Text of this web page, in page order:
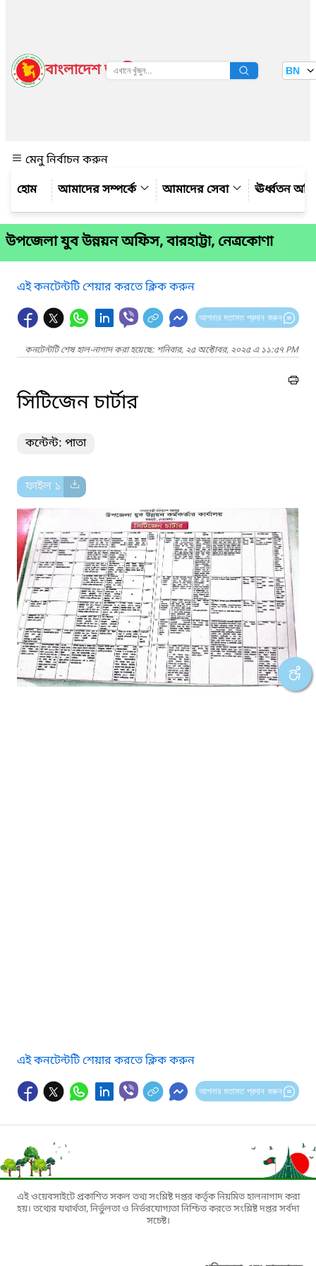
বাংলাদেশ জাতীয় তথ্য বাতায়ন BN
মেনু নির্বাচন করুন
আমাদের সম্পর্কে
আমাদের সেবা ঊর্ধ্বতন
উপজেলা যুব উন্নয়ন অফিস, বারহাট্টা, নেত্রকোণা
এই কনটেন্টটি শেয়ার করতে ক্লিক করুন
আপনার মতামত প্রদান করুন
কনটেন্টটি শেষ হাল-নাগাদ করা হয়েছে: শনিবার, ২৫ অক্টোবর, ২০২৫ এ ১১:৫৭ PM
সিটিজেন চার্টার
কন্টেন্ট: পাতা
ফাইল ১
এই কনটেন্টটি শেয়ার করতে ক্লিক করুন
আপনার মতামত প্রদান করুন
এই ওয়েবসাইটে প্রকাশিত সকল তথ্য সংশ্লিষ্ট দপ্তর কর্তৃক নিয়মিত হালনাগাদ করা
হয়। তথ্যের যথার্থতা, নির্ভুলতা ও নির্ভরযোগ্যতা নিশ্চিত করতে সংশ্লিষ্ট দপ্তর সর্বদা
সচেষ্ট।